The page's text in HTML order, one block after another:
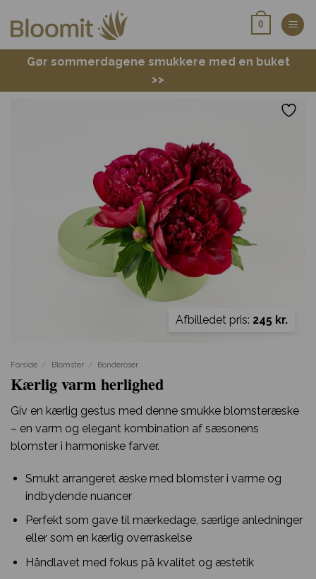
0
Gør sommerdagene smukkere med en buket
>>
Afbilledet pris: 245 kr.
Forside / Blomster / Bonderoser
Kærlig varm herlighed
Giv en kærlig gestus med denne smukke blomsteræske
– en varm og elegant kombination af sæsonens
blomster i harmoniske farver.
Smukt arrangeret æske med blomster i varme og
indbydende nuancer
Perfekt som gave til mærkedage, særlige anledninger
eller som en kærlig overraskelse
Håndlavet med fokus på kvalitet og æstetik